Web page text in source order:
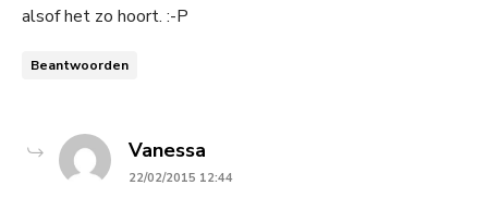
alsof het zo hoort. :-P
Beantwoorden
Vanessa
22/02/2015 12:44